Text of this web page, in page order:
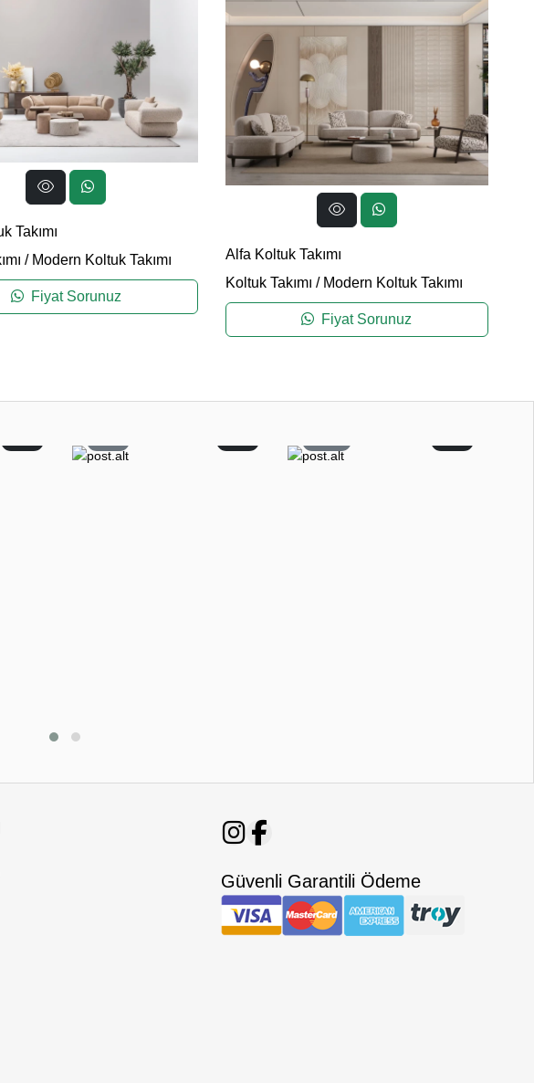
Takımı
/ Modern Koltuk Takımı
Fiyat Sorunuz
Alfa Koltuk Takımı
Koltuk Takımı / Modern Koltuk Takımı
Fiyat Sorunuz
Güvenli Garantili Ödeme